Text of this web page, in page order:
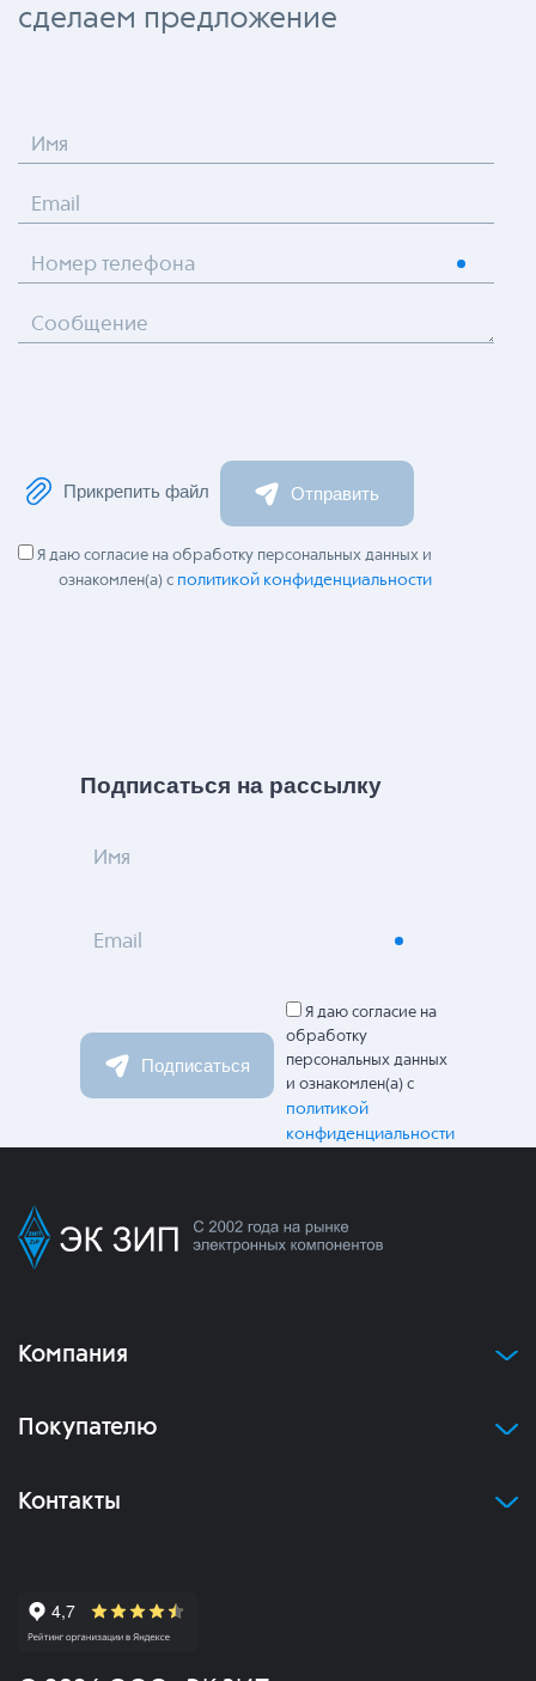
сделаем предложение
Имя
Email
Номер телефона
Сообщение
Прикрепить файл Отправить
Я даю согласие на обработку персональных данных и
ознакомлен(а) с политикой конфиденциальности
Подписаться на рассылку
Имя
Email
Подписаться
Я даю согласие на
обработку
персональных данных
и ознакомлен(а) с
политикой
конфиденциальности
Компания
Покупателю
Контакты